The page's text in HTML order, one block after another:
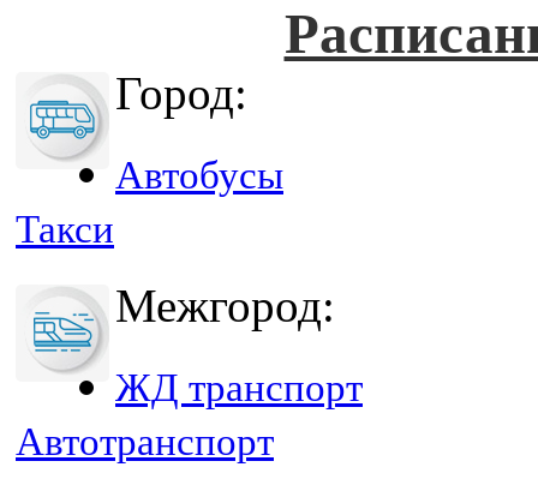
Город:
Автобусы
Такси
Межгород:
ЖД транспорт
Автотранспорт